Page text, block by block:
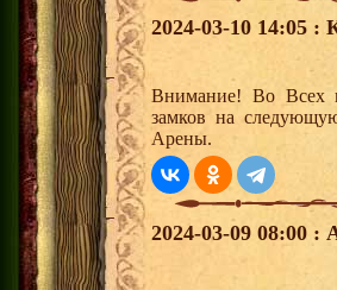
2024-03-10 14:05 :
Внимание! Во Всех
замков на
Арены.
2024-03-09 08:00 :